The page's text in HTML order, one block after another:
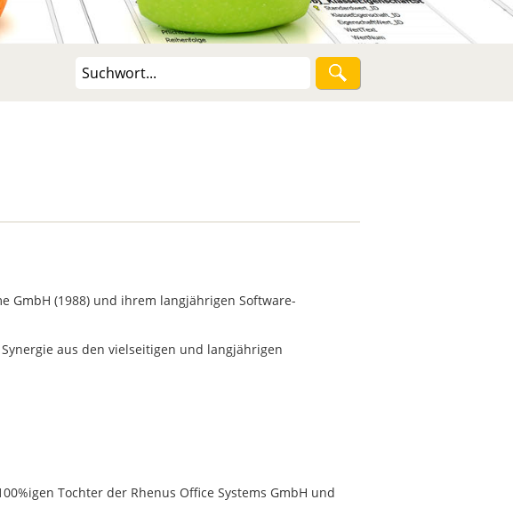
GmbH (1988) und ihrem langjährigen Software-
aus den vielseitigen und langjährigen
Tochter der Rhenus Office Systems GmbH und